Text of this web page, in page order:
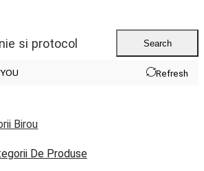
si protocol Search
Refresh
Birou
De Produse